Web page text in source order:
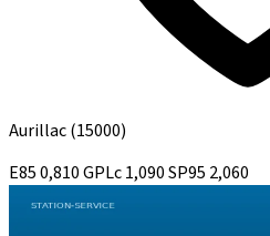
Aurillac(15000)
E850,810GPLc1,090SP95 2,060